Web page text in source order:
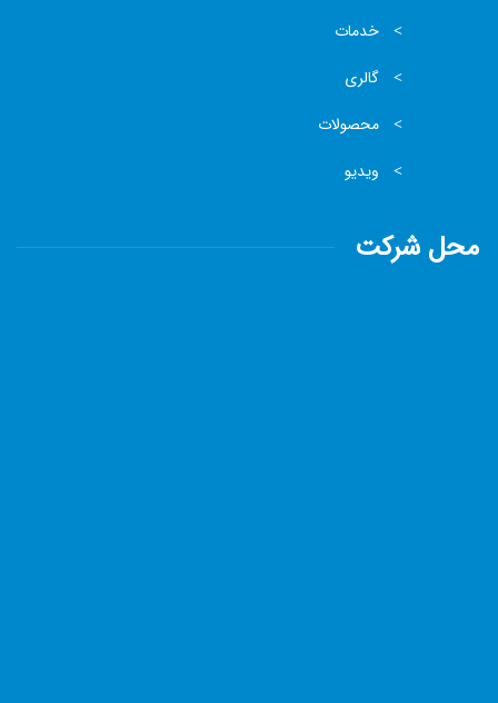
خدمات
گالری
محصولات
ویدیو
محل شرکت